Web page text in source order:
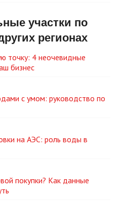
участки по
регионах
точку: 4 неочевидные
бизнес
с умом: руководство по
на АЭС: роль воды в
покупки? Как данные